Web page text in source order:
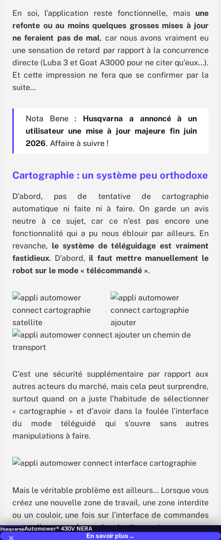
En soi, l’application reste fonctionnelle, mais une
refonte ou au moins quelques grosses mises à jour
ne feraient pas de mal, car nous avons vraiment eu
une sensation de retard par rapport à la concurrence
directe (Luba 3 et Goat A3000 pour ne citer qu’eux…).
Et cette impression ne fera que se confirmer par la
suite…
Nota Bene : Husqvarna a annoncé à un
utilisateur une mise à jour majeure fin juin
2026. Affaire à suivre !
Cartographie : un système peu orthodoxe
D’abord, pas de tentative de cartographie
automatique ni faite ni à faire. On garde un avis
neutre à ce sujet, car ce n’est pas encore une
fonctionnalité qui a pu nous éblouir par ailleurs. En
revanche, le système de téléguidage est vraiment
fastidieux. D’abord, il faut mettre manuellement le
robot sur le mode « télécommandé ».
C’est une sécurité supplémentaire par rapport aux
autres acteurs du marché, mais cela peut surprendre,
surtout quand on a juste l’habitude de sélectionner
« cartographie » et d’avoir dans la foulée l’interface
du mode téléguidé qui s’ouvre sans autres
manipulations à faire.
Mais le véritable problème est ailleurs… Lorsque vous
créez une nouvelle zone de travail, une zone interdite
ou un couloir, une fois sur l’interface de commandes
manuelles,vous devrez impérativement appuyer sur
HusqvarnaAutomower® 430V NERA
En savoir plus→